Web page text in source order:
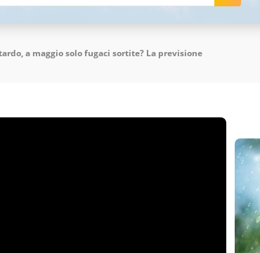
a maggio solo fugaci sortite? La previsione